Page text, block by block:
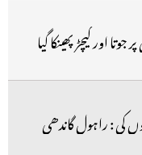
اور کیچڑ پھینکا گیا
کی : راہول گاندھی